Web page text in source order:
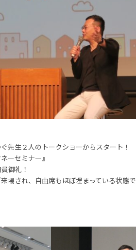
先生２人のトークショーからスタート！
ーセミナー』
御礼！
場され、自由席もほぼ埋まっている状態で